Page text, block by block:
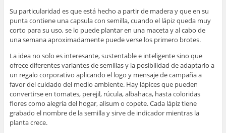
Su particularidad es que está hecho a partir de madera y que en su
punta contiene una capsula con semilla, cuando el lápiz queda muy
corto para su uso, se lo puede plantar en una maceta y al cabo de
una semana aproximadamente puede verse los primero brotes.
La idea no solo es interesante, sustentable e inteligente sino que
ofrece diferentes variantes de semillas y la posibilidad de adaptarlo a
un regalo corporativo aplicando el logo y mensaje de campaña a
favor del cuidado del medio ambiente. Hay lápices que pueden
convertirse en tomates, perejil, rúcula, albahaca, hasta coloridas
flores como alegría del hogar, alisum o copete. Cada lápiz tiene
grabado el nombre de la semilla y sirve de indicador mientras la
planta crece.